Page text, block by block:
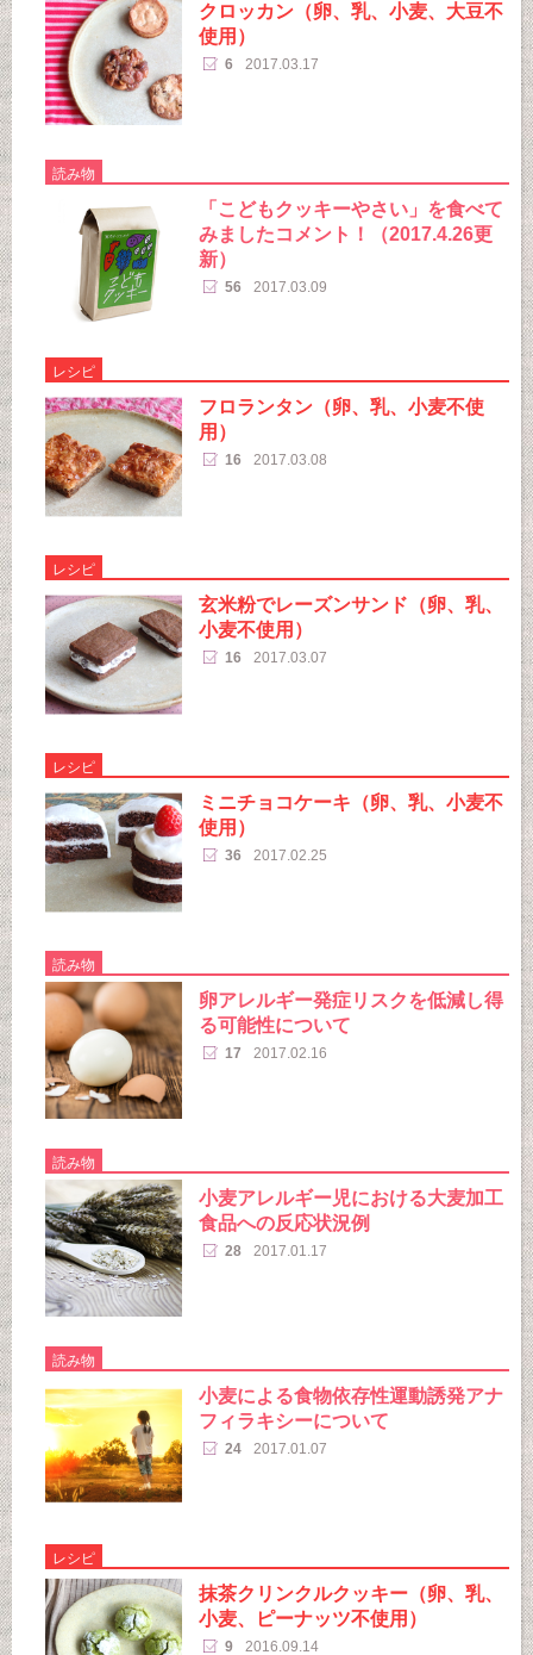
クロッカン（卵、乳、小麦、大豆不
使用）
6 2017.03.17
読み物
「こどもクッキーやさい」を食べて
みましたコメント！（2017.4.26更
新）
56 2017.03.09
レシピ
フロランタン（卵、乳、小麦不使
用）
16 2017.03.08
レシピ
玄米粉でレーズンサンド（卵、乳、
小麦不使用）
16 2017.03.07
レシピ
ミニチョコケーキ（卵、乳、小麦不
使用）
36 2017.02.25
読み物
卵アレルギー発症リスクを低減し得
る可能性について
17 2017.02.16
読み物
小麦アレルギー児における大麦加工
食品への反応状況例
28 2017.01.17
読み物
小麦による食物依存性運動誘発アナ
フィラキシーについて
24 2017.01.07
レシピ
抹茶クリンクルクッキー（卵、乳、
小麦、ピーナッツ不使用）
9 2016.09.14